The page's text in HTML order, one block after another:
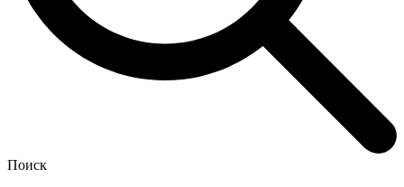
Поиск